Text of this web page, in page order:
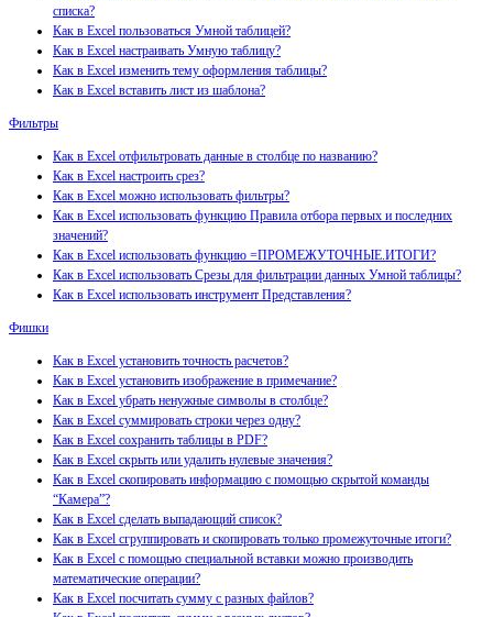
списка?
Как в Excel пользоваться Умной таблицей?
Как в Excel настраивать Умную таблицу?
Как в Excel изменить тему оформления таблицы?
Как в Excel вставить лист из шаблона?
Фильтры
Как в Excel отфильтровать данные в столбце по названию?
Как в Excel настроить срез?
Как в Excel можно использовать фильтры?
Как в Excel использовать функцию Правила отбора первых и последних
значений?
Как в Excel использовать функцию =ПРОМЕЖУТОЧНЫЕ.ИТОГИ?
Как в Excel использовать Срезы для фильтрации данных Умной таблицы?
Как в Excel использовать инструмент Представления?
Фишки
Как в Excel установить точность расчетов?
Как в Excel установить изображение в примечание?
Как в Excel убрать ненужные символы в столбце?
Как в Excel суммировать строки через одну?
Как в Excel сохранить таблицы в PDF?
Как в Excel скрыть или удалить нулевые значения?
Как в Excel скопировать информацию с помощью скрытой команды
“Камера”?
Как в Excel сделать выпадающий список?
Как в Excel сгруппировать и скопировать только промежуточные итоги?
Как в Excel с помощью специальной вставки можно производить
математические операции?
Как в Excel посчитать сумму с разных файлов?